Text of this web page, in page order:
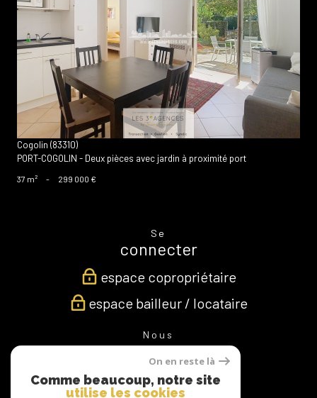
voir le bien
Cogolin (83310)
PORT-COGOLIN - Deux pièces avec jardin à proximité port
37 m² - 299 000 €
Se
connecter
espace copropriétaire
espace bailleur / locataire
Nous
suivre
On en reste là
Comme beaucoup, notre site
utilise les cookies